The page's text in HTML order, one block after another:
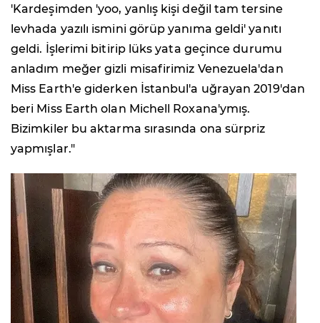
'Kardeşimden 'yoo, yanlış kişi değil tam tersine
levhada yazılı ismini görüp yanıma geldi' yanıtı
geldi. İşlerimi bitirip lüks yata geçince durumu
anladım meğer gizli misafirimiz Venezuela'dan
Miss Earth'e giderken İstanbul'a uğrayan 2019'dan
beri Miss Earth olan Michell Roxana'ymış.
Bizimkiler bu aktarma sırasında ona sürpriz
yapmışlar."